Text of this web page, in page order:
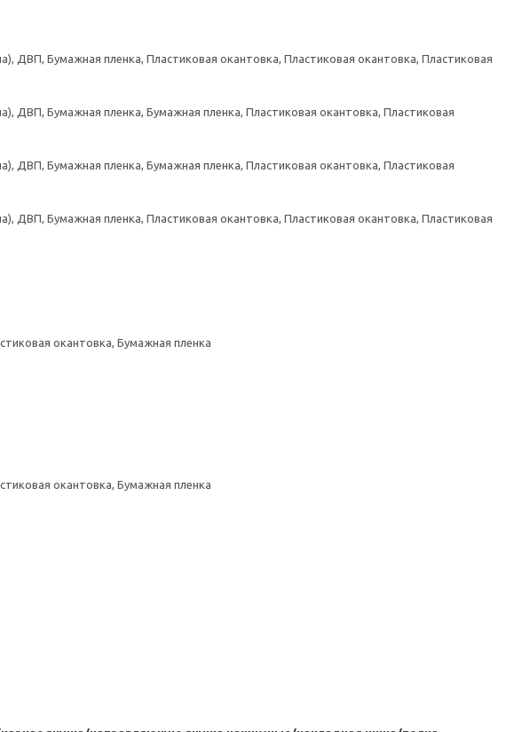
Бумажная пленка, Пластиковая окантовка, Пластиковая окантовка, Пластиковая
ДВП, Бумажная пленка, Бумажная пленка, Пластиковая окантовка, Пластиковая
ДВП, Бумажная пленка, Бумажная пленка, Пластиковая окантовка, Пластиковая
Бумажная пленка, Пластиковая окантовка, Пластиковая окантовка, Пластиковая
окантовка, Бумажная пленка
окантовка, Бумажная пленка